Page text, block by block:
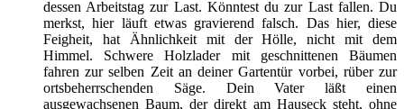
dessen Arbeitstag zur Last. Könntest du zur Last fallen. Du
merkst, hier läuft etwas gravierend falsch. Das hier, diese
Feigheit, hat Ähnlichkeit mit der Hölle, nicht mit dem
Himmel. Schwere Holzlader mit geschnittenen Bäumen
fahren zur selben Zeit an deiner Gartentür vorbei, rüber zur
ortsbeherrschenden Säge. Dein Vater läßt einen
ausgewachsenen Baum, der direkt am Hauseck steht, ohne